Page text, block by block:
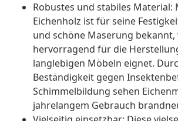
Robustes und stabiles Material:
Eichenholz ist für seine
und schöne Maserung bekannt,
hervorragend für die
langlebigen Möbeln eignet.
Beständigkeit gegen
Schimmelbildung sehen
jahrelangem Gebrauch